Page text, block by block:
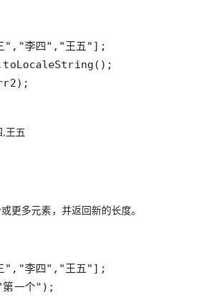
王五
更多元素，并返回新的长度。